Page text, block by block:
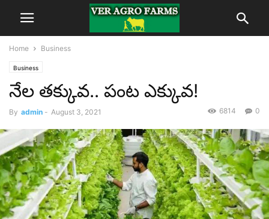
Home Business
Business
నేల తక్కువ.. పంట ఎక్కువ!
By admin - August 3, 2021 0
6814